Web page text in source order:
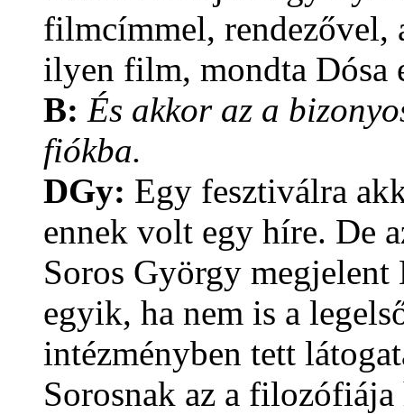
filmcímmel, rendezővel,
ilyen film, mondta Dósa
B: És akkor az a
fiókba.
DGy: Egy fesztiválra
ennek volt egy híre. De
Soros György
egyik, ha nem is a
intézményben tett
Sorosnak az a